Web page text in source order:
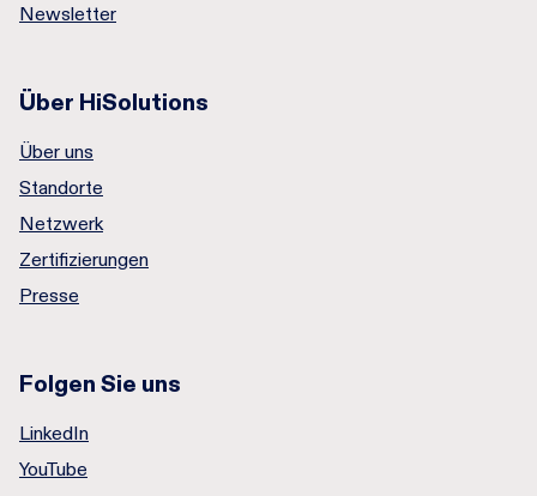
Newsletter
Über HiSolutions
Über uns
Standorte
Netzwerk
Zertifizierungen
Presse
Folgen Sie uns
LinkedIn
YouTube